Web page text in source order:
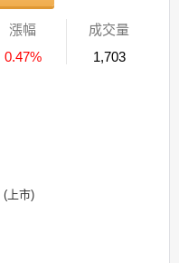
漲幅
0.47%
成交量
1,703
(上市)